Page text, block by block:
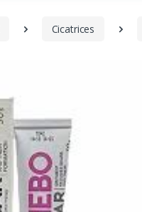
Cicatrices